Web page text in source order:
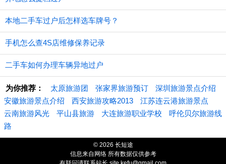
本地二手车过户后怎样选车牌号？
手机怎么查4S店维修保养记录
二手车如何办理车辆异地过户
为你推荐： 太原旅游团 张家界旅游预订
深圳旅游景点介绍
安徽旅游景点介绍
西安旅游攻略2013
江苏连云港旅游景点
云南旅游风光
平山县旅游 大连旅游职业学校
呼伦贝尔旅游线
路
© 2026 长短途
信息来自网络 所有数据仅供参考